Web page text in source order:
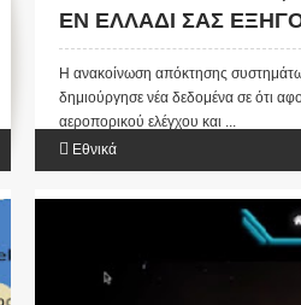
ΕΝ ΕΛΛΑΔΙ ΣΑΣ
ΓΙΑΤΙ ΕΙΝΑΙ
(ΧΑΡΤΗΣ)
Η ανακοίνωση απόκτησης
δημιούργησε νέα δεδομένα σε ότι
αεροπορικού ελέγχου και ...
Εθνικά